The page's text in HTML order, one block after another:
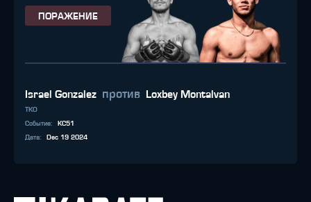
ПОРАЖЕНИЕ
Israel Gonzalez против Loxbey Montalvan
TKO
Событие:
KC51
Дата: Dec 19 2024